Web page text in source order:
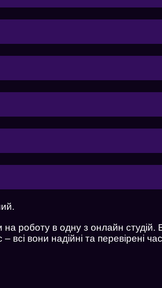
роботу в одну з онлайн студій.
всі вони надійні та перевірені